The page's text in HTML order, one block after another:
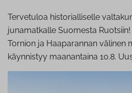
Tervetuloa historialliselle
junamatkalle Suomesta
Tornion ja Haaparannan välinen
käynnistyy maanantaina 10.8.